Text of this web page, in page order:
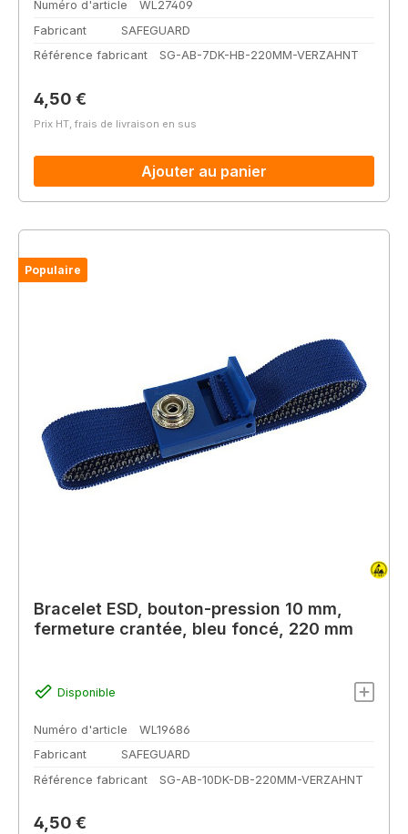
Numéro d'article
WL27409
Fabricant
SAFEGUARD
Référence fabricant
SG-AB-7DK-HB-220MM-VERZAHNT
Prix régulier :
4,50 €
Prix HT, frais de livraison en sus
Ajouter au panier
Populaire
Bracelet ESD, bouton-pression 10 mm,
fermeture crantée, bleu foncé, 220 mm
Disponible
Numéro d'article
WL19686
Fabricant
SAFEGUARD
Référence fabricant
SG-AB-10DK-DB-220MM-VERZAHNT
Prix régulier :
4,50 €